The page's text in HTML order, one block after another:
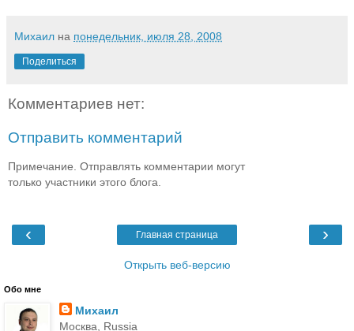
Михаил на понедельник, июля 28, 2008
Поделиться
Комментариев нет:
Отправить комментарий
Примечание. Отправлять комментарии могут
только участники этого блога.
‹ ›
Главная страница
Открыть веб-версию
Обо мне
Михаил
Москва, Russia